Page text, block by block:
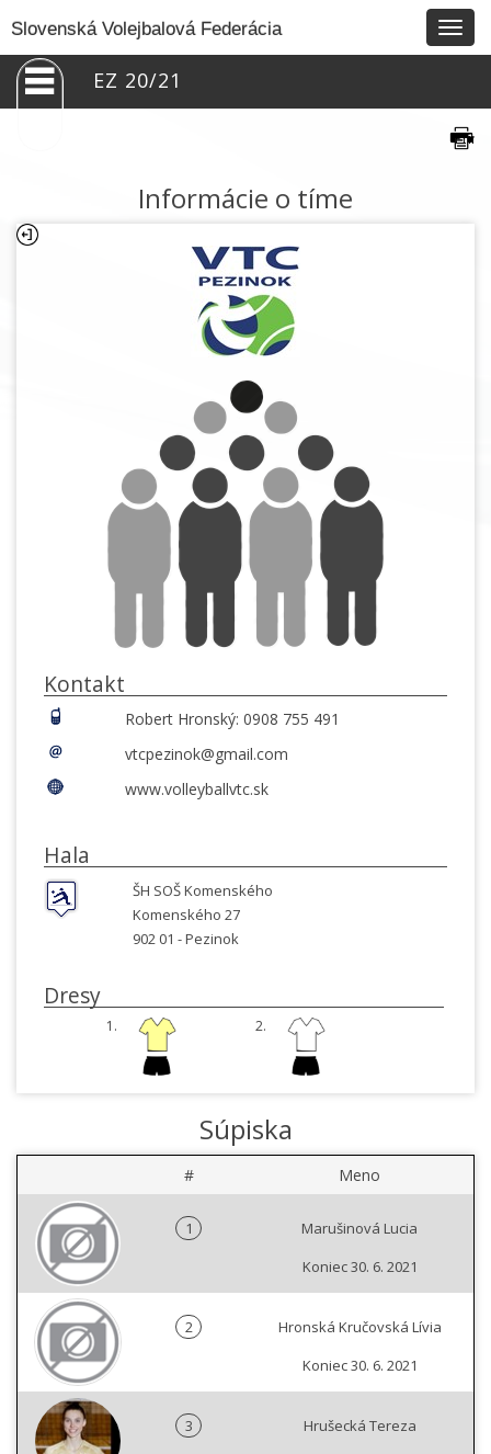
Slovenská Volejbalová Federácia
EZ 20/21
Informácie o tíme
Kontakt
Robert Hronský: 0908 755 491
vtcpezinok@gmail.com
www.volleyballvtc.sk
Hala
ŠH SOŠ Komenského
Komenského 27
902 01 -Pezinok
Dresy
1. 2.
Súpiska
# Meno
1
Marušinová Lucia
Koniec 30. 6. 2021
2
Hronská Kručovská Lívia
Koniec 30. 6. 2021
3
Hrušecká Tereza